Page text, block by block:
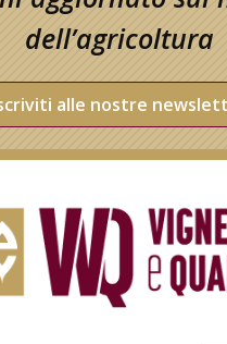
dell’agricoltura
alle nostre